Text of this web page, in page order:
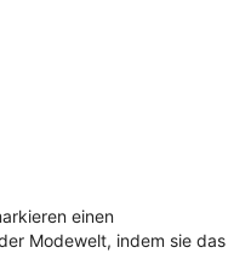
einen
Modewelt, indem sie das